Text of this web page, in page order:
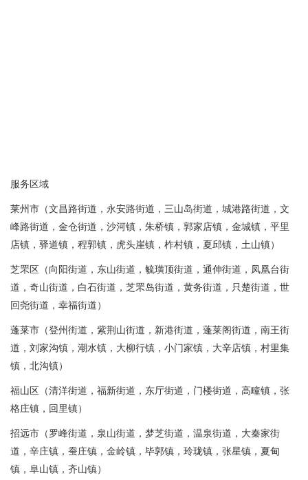
服务区域
莱州市（文昌路街道，永安路街道，三山岛街道，城港路街道，文
峰路街道，金仓街道，沙河镇，朱桥镇，郭家店镇，金城镇，平里
店镇，驿道镇，程郭镇，虎头崖镇，柞村镇，夏邱镇，土山镇）
芝罘区（向阳街道，东山街道，毓璜顶街道，通伸街道，凤凰台街
道，奇山街道，白石街道，芝罘岛街道，黄务街道，只楚街道，世
回尧街道，幸福街道）
蓬莱市（登州街道，紫荆山街道，新港街道，蓬莱阁街道，南王街
道，刘家沟镇，潮水镇，大柳行镇，小门家镇，大辛店镇，村里集
镇，北沟镇）
福山区（清洋街道，福新街道，东厅街道，门楼街道，高疃镇，张
格庄镇，回里镇）
招远市（罗峰街道，泉山街道，梦芝街道，温泉街道，大秦家街
道，辛庄镇，蚕庄镇，金岭镇，毕郭镇，玲珑镇，张星镇，夏甸
镇，阜山镇，齐山镇）